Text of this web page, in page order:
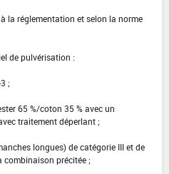
la réglementation et selon la norme
de pulvérisation :
;
65 %/coton 35 % avec un
traitement déperlant ;
longues) de catégorie III et de
combinaison précitée ;